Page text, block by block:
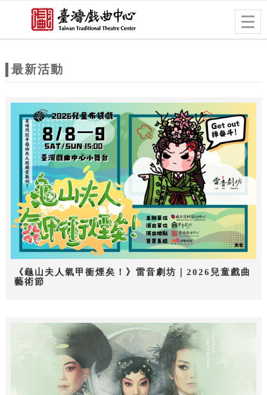
站
題
跳到主要內容
網站導覽
最新活動
《龜山夫人氣甲衝煙矣！》雷音劇坊｜2026兒童戲曲
藝術節